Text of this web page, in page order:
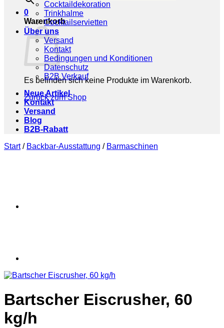
0
Warenkorb
Es befinden sich keine Produkte im Warenkorb.
Zurück zum Shop
Cocktaildekoration
Trinkhalme
Cocktailservietten
Über uns
Versand
Kontakt
Bedingungen und Konditionen
Datenschutz
B2B Verkauf
Neue Artikel
Kontakt
Versand
Blog
B2B-Rabatt
Start / Backbar-Ausstattung / Barmaschinen
Bartscher Eiscrusher, 60
kg/h